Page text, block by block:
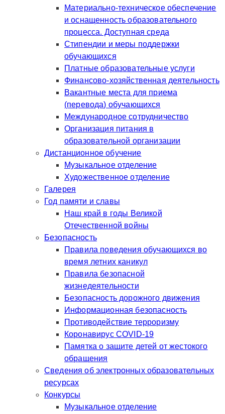
Материально-техническое обеспечение
и оснащенность образовательного
процесса. Доступная среда
Стипендии и меры поддержки
обучающихся
Платные образовательные услуги
Финансово-хозяйственная деятельность
Вакантные места для приема
(перевода) обучающихся
Международное сотрудничество
Организация питания в
образовательной организации
Дистанционное обучение
Музыкальное отделение
Художественное отделение
Галерея
Год памяти и славы
Наш край в годы Великой
Отечественной войны
Безопасность
Правила поведения обучающихся во
время летних каникул
Правила безопасной
жизнедеятельности
Безопасность дорожного движения
Информационная безопасность
Противодействие терроризму
Коронавирус COVID-19
Памятка о защите детей от жестокого
обращения
Сведения об электронных образовательных
ресурсах
Конкурсы
Музыкальное отделение